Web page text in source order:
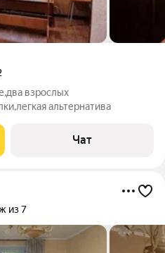
взрослых
альтернатива
Чат
из 7